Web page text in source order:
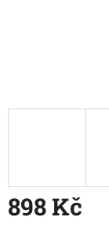
898 Kč